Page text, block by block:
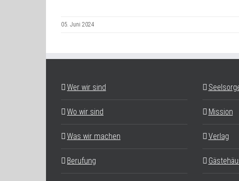
05. Juni 2024
Wer wir sind
Wo wir sind
Was wir machen
Berufung
Mission
Verlag